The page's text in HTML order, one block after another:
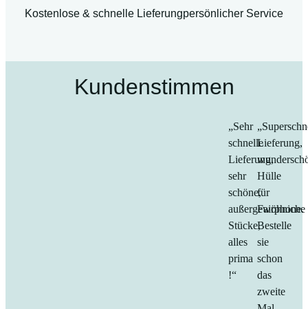
Kostenlose & schnelle Lieferungpersönlicher Service
Kundenstimmen
„Sehr
schnelle
Lieferung,
sehr
schöne,
außergewöhniche
Stücke,
alles
prima
!“
Lieferung,
Hülle
für
Fairphone.
Bestelle
sie
schon
das
zweite